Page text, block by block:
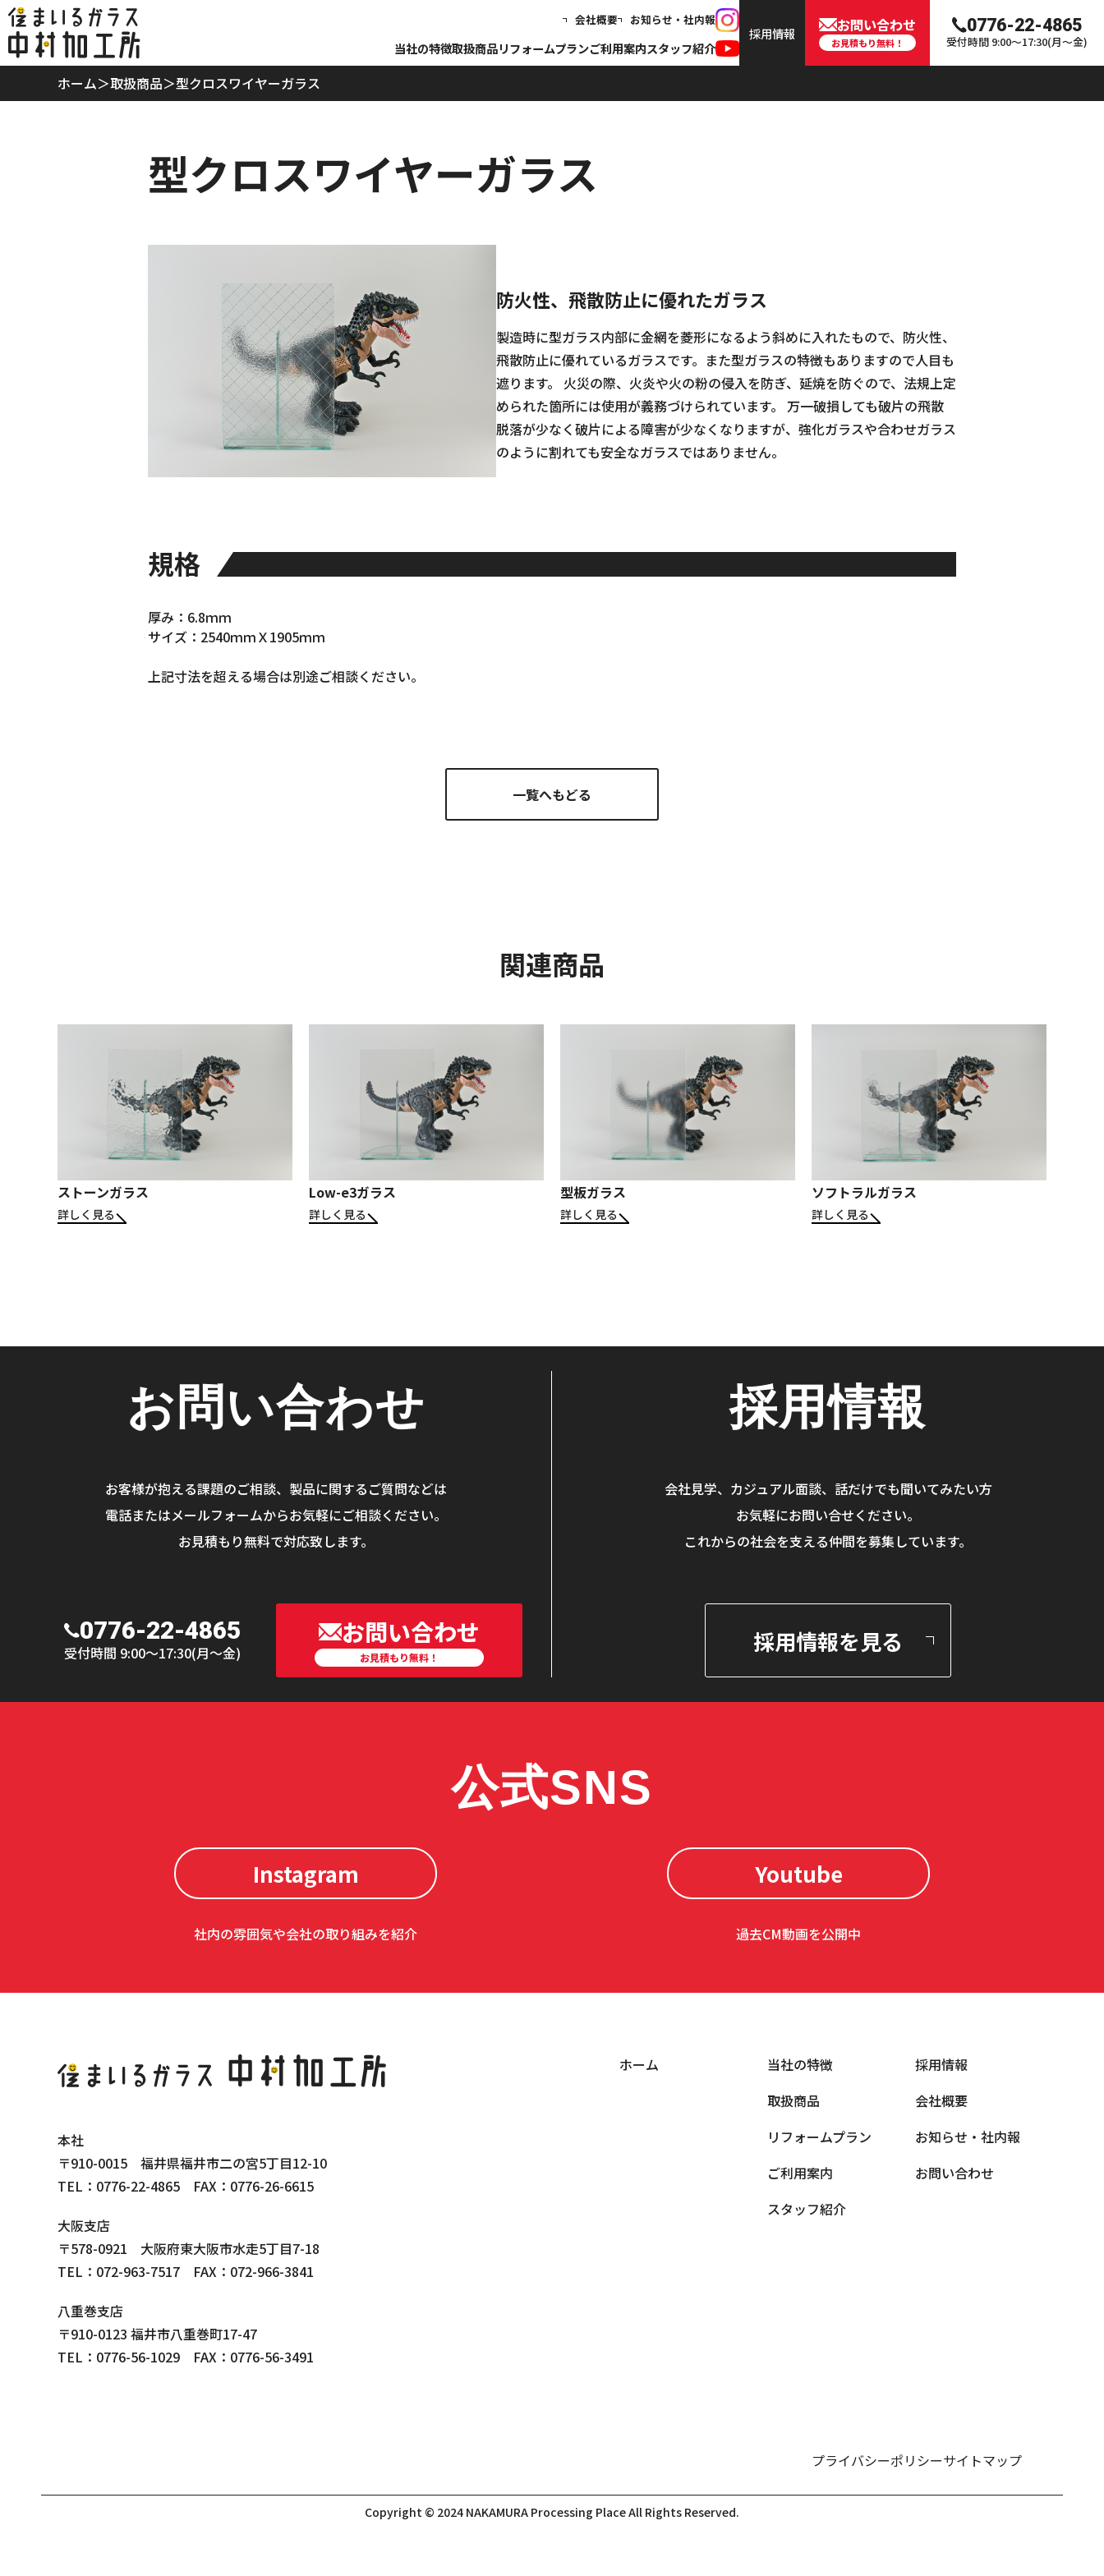
会社概要 お知らせ・社内報
当社の特徴取扱商品リフォームプランご利用案内スタッフ紹介
採用情報 お問い合わせ
お見積もり無料！
0776-22-4865
受付時間 9:00〜17:30(月〜金)
ホーム
ホーム＞取扱商品＞型クロスワイヤーガラス
型クロスワイヤーガラス
防火性、飛散防止に優れたガラス
製造時に型ガラス内部に金網を菱形になるよう斜めに入れたもので、防火性、
飛散防止に優れているガラスです。また型ガラスの特徴もありますので人目も
遮ります。 火災の際、火炎や火の粉の侵入を防ぎ、延焼を防ぐので、法規上定
められた箇所には使用が義務づけられています。 万一破損しても破片の飛散
脱落が少なく破片による障害が少なくなりますが、強化ガラスや合わせガラス
のように割れても安全なガラスではありません。
規格
厚み：6.8ｍｍ
サイズ：2540ｍｍＸ1905ｍｍ
上記寸法を超える場合は別途ご相談ください。
一覧へもどる
関連商品
ストーンガラス
詳しく見る
Low-e3ガラス
詳しく見る
型板ガラス
詳しく見る
ソフトラルガラス
詳しく見る
お問い合わせ
お客様が抱える課題のご相談、 製品に関するご質問などは
電話またはメールフォームからお気軽にご相談ください。
お見積もり無料で対応致します。
0776-22-4865
受付時間 9:00〜17:30(月〜金)
お問い合わせ
お見積もり無料！
採用情報
会社見学、カジュアル面談、 話だけでも聞いてみたい方
お気軽にお問い合せください。
これからの社会を支える仲間を募集しています。
採用情報を見る
公式SNS
Instagram
社内の雰囲気や会社の取り組みを紹介
Youtube
過去CM動画を公開中
本社
〒910-0015 福井県福井市二の宮5丁目12-10
TEL：0776-22-4865 FAX：0776-26-6615
大阪支店
〒578-0921 大阪府東大阪市水走5丁目7-18
TEL：072-963-7517 FAX：072-966-3841
八重巻支店
〒910-0123 福井市八重巻町17-47
TEL：0776-56-1029 FAX：0776-56-3491
ホーム
当社の特徴
取扱商品
リフォームプラン
ご利用案内
スタッフ紹介
採用情報
会社概要
お知らせ・社内報
お問い合わせ
プライバシーポリシーサイトマップ
Copyright © 2024 NAKAMURA Processing PlaceAll Rights Reserved.